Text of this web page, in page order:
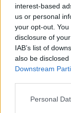
interest-based
us or personal
your opt-out.
disclosure of
IAB’s list of
also be
Downstream
Please note that
Personal
ΠΟΛΙΤΙΚΗ
Τασία
συγγνώμη,
Τασία
συγγνώμη,
Από την